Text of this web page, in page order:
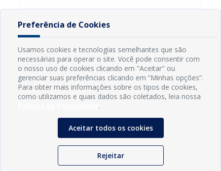
INFORMAÇÕES
Município de Conde - PB
CNPJ: 08.916.645/0001-80
LOC RODOVIA PB 018, SN, Centro, Conde, PB, 58322-000
Preferência de Cookies
Usamos cookies e tecnologias semelhantes que são
necessárias para operar o site. Você pode consentir com
o nosso uso de cookies clicando em "Aceitar" ou
gerenciar suas preferências clicando em “Minhas opções”.
Para obter mais informações sobre os tipos de cookies,
como utilizamos e quais dados são coletados, leia nossa
.
Aceitar todos os cookies
Rejeitar